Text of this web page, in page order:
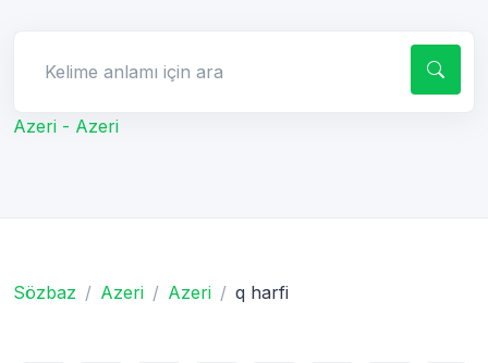
Azeri - Azeri
Sözbaz Azeri Azeri q harfi